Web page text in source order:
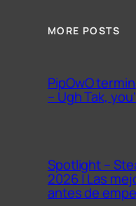
MORE POSTS
PipOwO
– Ugh Tak,
Spotlight –
2026 | Las
antes de